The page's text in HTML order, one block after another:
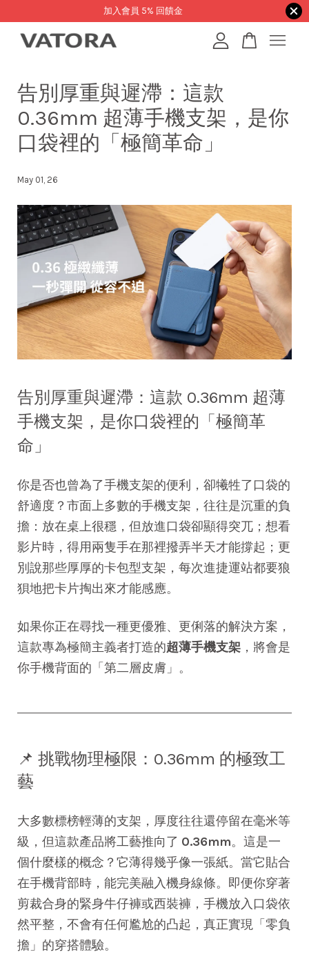
加入會員 5% 回饋金
告別厚重與遲滯：這款
0.36mm 超薄手機支架，是你
口袋裡的「極簡革命」
May 01, 26
告別厚重與遲滯：這款 0.36mm 超薄
手機支架，是你口袋裡的「極簡革
命」
你是否也曾為了手機支架的便利，卻犧牲了口袋的
舒適度？市面上多數的手機支架，往往是沉重的負
擔：放在桌上很穩，但放進口袋卻顯得突兀；想看
影片時，得用兩隻手在那裡撥弄半天才能撐起；更
別說那些厚厚的卡包型支架，每次進捷運站都要狼
狽地把卡片掏出來才能感應。
如果你正在尋找一種更優雅、更俐落的解決方案，
這款專為極簡主義者打造的超薄手機支架 ，將會是
你手機背面的「第二層皮膚」。
📌 挑戰物理極限：0.36mm 的極致工
藝
大多數標榜輕薄的支架，厚度往往還停留在毫米等
級，但這款產品將工藝推向了 0.36mm。這是一
個什麼樣的概念？它薄得幾乎像一張紙。當它貼合
在手機背部時，能完美融入機身線條。即便你穿著
剪裁合身的緊身牛仔褲或西裝褲，手機放入口袋依
然平整，不會有任何尷尬的凸起，真正實現「零負
擔」的穿搭體驗。
繼續購物